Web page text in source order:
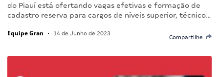
do Piauí está ofertando vagas efetivas e formação de
cadastro reserva para cargos de níveis superior, técnico…
Equipe Gran • 14 de Junho de 2023
Compartilhe